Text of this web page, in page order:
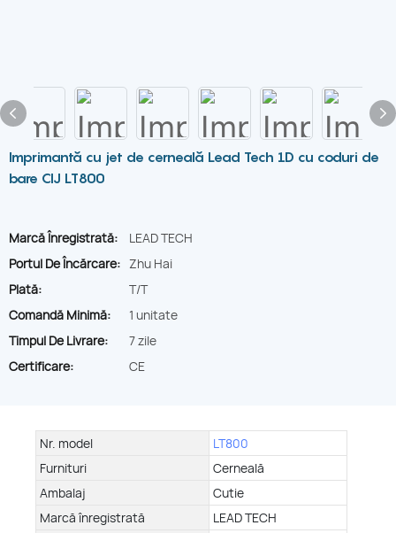
Imprimantă cu jet de cerneală Lead Tech 1D cu coduri de
bare CIJ LT800
Marcă Înregistrată:
LEAD TECH
Portul De Încărcare: Zhu Hai
Plată:
T/T
Comandă Minimă:
1 unitate
Timpul De Livrare:
7 zile
Certificare:
CE
Nr. model
LT800
Furnituri
Cerneală
Ambalaj
Cutie
Marcă înregistrată
LEAD TECH